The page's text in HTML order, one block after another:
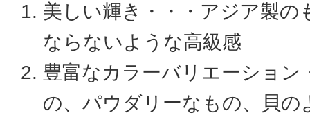
美しい輝き・・・アジア製の
ならないような高級感
豊富なカラーバリエーション
の、パウダリーなもの、貝の